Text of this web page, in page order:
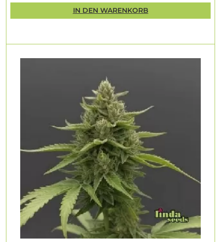
IN DEN WARENKORB